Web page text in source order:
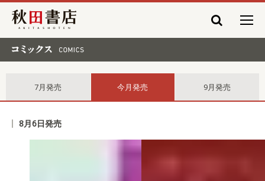
秋田書店
7月発売 今月発売 9月発売
8月6日発売